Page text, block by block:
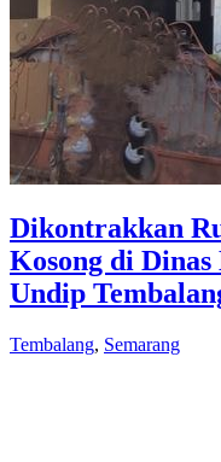
Dikontrakkan
Kosong di Dinas
Undip
Tembalang, Semarang